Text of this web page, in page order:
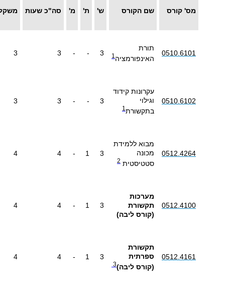
מס' קורס שם הקורס ש' ת' מ' סה"כ שעות
0510.6101
תורת
האינפורמציה 1
3
-
-
3
3
0510.6102
עקרונות קידוד
וגילוי
בתקשורת 1
3
-
-
3
3
0512.4264
מבוא ללמידת
מכונה
סטטיסטית 2
3
1
-
4
4
0512.4100
מערכות
תקשורת
(קורס ליבה)
3
1
-
4
4
0512.4161
תקשורת
ספרתית
(קורס ליבה)3
3
1
-
4
4